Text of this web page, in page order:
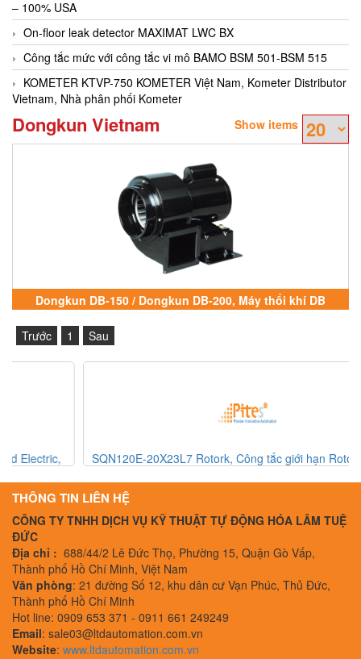
– 100% USA
On-floor leak detector MAXIMAT LWC BX
Công tắc mức với công tắc vi mô BAMO BSM 501-BSM 515
KOMETER KTVP-750 KOMETER Việt Nam, Kometer Distributor
Vietnam, Nhà phân phối Kometer
Dongkun Vietnam Show items
Dongkun DB-150 / Dongkun DB-200, Máy thổi khí DB
Trước
1 Sau
SQN120E-20X23L7 Rotork, Công tắc giới hạn Rotork, Rotork
THÔNG TIN LIÊN HỆ
CÔNG TY TNHH DỊCH VỤ KỸ THUẬT TỰ ĐỘNG HÓA LÂM TUỆ
ĐỨC
Địa chỉ : 688/44/2 Lê Đức Thọ, Phường 15, Quận Gò Vấp,
Thành phố Hồ Chí Minh, Việt Nam
Văn phòng: 21 đường Số 12, khu dân cư Vạn Phúc, Thủ Đức,
Thành phố Hồ Chí Minh
Hot line: 0909 653 371 - 0911 661 249249
Email: sale03@ltdautomation.com.vn
Website: www.ltdautomation.com.vn